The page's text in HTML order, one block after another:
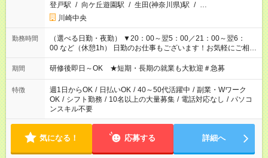
登戸駅 / 向ケ丘遊園駅 / 生田(神奈川県)駅 / …
川崎中央
勤務時間
（選べる日勤・夜勤） ▼20：00～翌5：00／21：00～翌6：
00 など（休憩1h） 日勤のお仕事もございます！お気軽にご相談
ください！
期間 研修後即日～OK ★短期・長期の就業も大歓迎＃急募
特徴 週1日からOK / 日払いOK / 40～50代活躍中 / 副業・Wワーク
OK / シフト勤務 / 10名以上の大量募集 / 電話対応なし / パソコ
ンスキル不要
気になる！ 応募する 詳細へ